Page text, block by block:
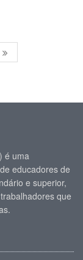
) é uma
educadores de
e superior,
que